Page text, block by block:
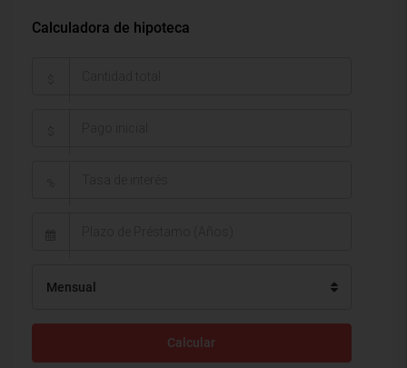
Calculadora de hipoteca
Mensual
Calcular